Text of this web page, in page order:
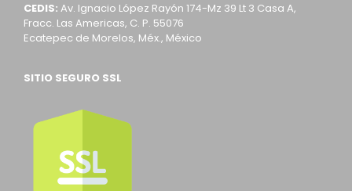
CEDIS: Av. Ignacio López Rayón 174-Mz 39 Lt 3 Casa A,
Fracc. Las Americas, C. P. 55076
Ecatepec de Morelos, Méx., México
SITIO SEGURO SSL